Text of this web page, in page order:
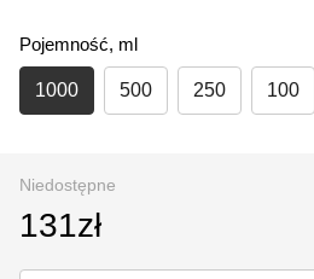
Pojemność, ml
1000 500 250 100
Niedostępne
131zł